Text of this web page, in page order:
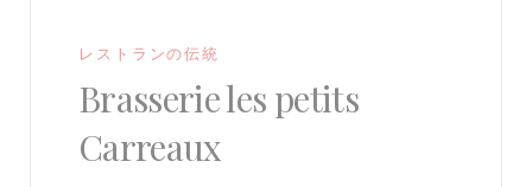
レストランの伝統
Brasserie les petits
Carreaux